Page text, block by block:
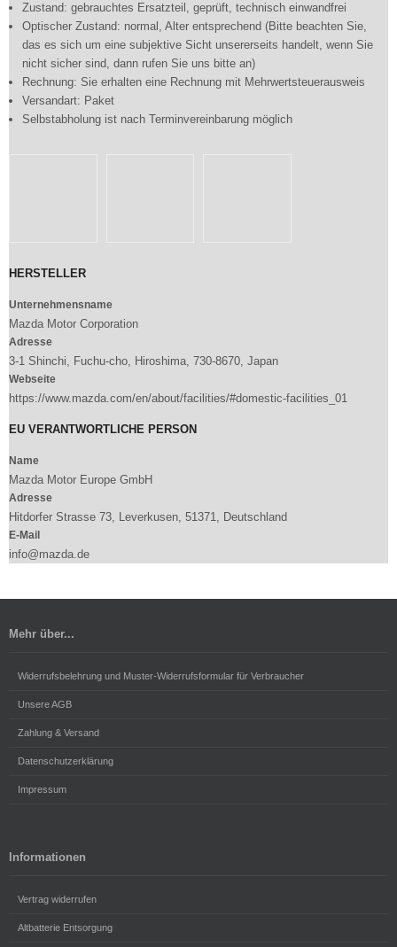
Zustand: gebrauchtes Ersatzteil, geprüft, technisch einwandfrei
Optischer Zustand: normal, Alter entsprechend (Bitte beachten Sie,
das es sich um eine subjektive Sicht unsererseits handelt, wenn Sie
nicht sicher sind, dann rufen Sie uns bitte an)
Rechnung: Sie erhalten eine Rechnung mit Mehrwertsteuerausweis
Versandart: Paket
Selbstabholung ist nach Terminvereinbarung möglich
HERSTELLER
Unternehmensname
Mazda Motor Corporation
Adresse
3-1 Shinchi, Fuchu-cho, Hiroshima, 730-8670, Japan
Webseite
https://www.mazda.com/en/about/facilities/#domestic-facilities_01
EU VERANTWORTLICHE PERSON
Name
Mazda Motor Europe GmbH
Adresse
Hitdorfer Strasse 73, Leverkusen, 51371, Deutschland
E-Mail
info@mazda.de
Mehr über...
Widerrufsbelehrung und Muster-Widerrufsformular für Verbraucher
Unsere AGB
Zahlung & Versand
Datenschutzerklärung
Impressum
Informationen
Vertrag widerrufen
Altbatterie Entsorgung